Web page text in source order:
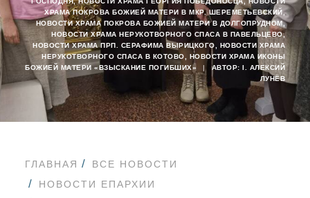
SEARCH
ХРАМА ПОКРОВА БОЖИЕЙ МАТЕРИ В МКР. ШЕРЕМЕТЬЕВСКИЙ,
НОВОСТИ ХРАМА ПОКРОВА БОЖИЕЙ МАТЕРИ В ДОЛГОПРУДНОМ,
НОВОСТИ ХРАМА НЕРУКОТВОРНОГО СПАСА В ПАВЕЛЬЦЕВО,
НОВОСТИ ХРАМА ПРП. СЕРАФИМА ВЫРИЦКОГО
НОВОСТИ ХРАМА
НЕРУКОТВОРНОГО СПАСА В КОТОВО
НОВОСТИ ХРАМА ИКОНЫ
БОЖИЕЙ МАТЕРИ «ВЗЫСКАНИЕ ПОГИБШИХ»
| АВТОР: I. АЛЕКСИЙ
ЛУНЁВ
ГЛАВНАЯ
ВСЕ НОВОСТИ
НОВОСТИ ЕПАРХИИ